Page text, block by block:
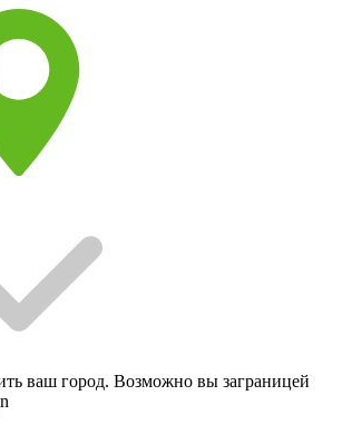
ваш город. Возможно вы заграницей